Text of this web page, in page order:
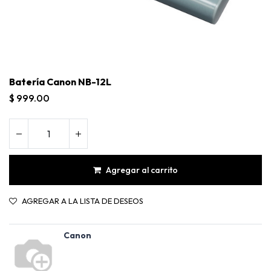
Batería Canon NB-12L
$ 999.00
Agregar al carrito
AGREGAR A LA LISTA DE DESEOS
Canon